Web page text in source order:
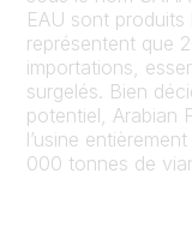
EAU sont
représentent que
importations,
surgelés. Bien
potentiel, Arabian
l’usine
000 tonnes de